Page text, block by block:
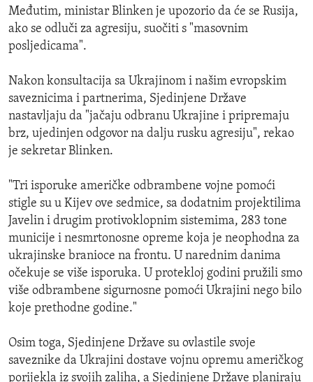
Međutim, ministar Blinken je upozorio da će se Rusija,
ako se odluči za agresiju, suočiti s "masovnim
posljedicama".
Nakon konsultacija sa Ukrajinom i našim evropskim
saveznicima i partnerima, Sjedinjene Države
nastavljaju da "jačaju odbranu Ukrajine i pripremaju
brz, ujedinjen odgovor na dalju rusku agresiju", rekao
je sekretar Blinken.
"Tri isporuke američke odbrambene vojne pomoći
stigle su u Kijev ove sedmice, sa dodatnim projektilima
Javelin i drugim protivoklopnim sistemima, 283 tone
municije i nesmrtonosne opreme koja je neophodna za
ukrajinske branioce na frontu. U narednim danima
očekuje se više isporuka. U protekloj godini pružili smo
više odbrambene sigurnosne pomoći Ukrajini nego bilo
koje prethodne godine."
Osim toga, Sjedinjene Države su ovlastile svoje
saveznike da Ukrajini dostave vojnu opremu američkog
porijekla iz svojih zaliha, a Sjedinjene Države planiraju